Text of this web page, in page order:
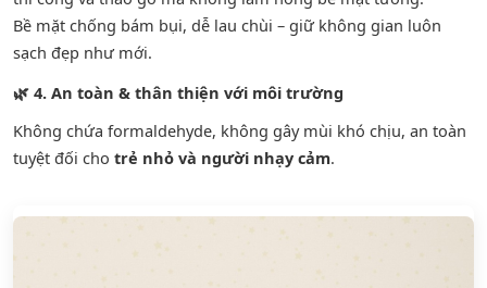
Bề mặt chống bám bụi, dễ lau chùi – giữ không gian luôn
sạch đẹp như mới.
🌿 4. An toàn & thân thiện với môi trường
Không chứa formaldehyde, không gây mùi khó chịu, an toàn
tuyệt đối cho trẻ nhỏ và người nhạy cảm.